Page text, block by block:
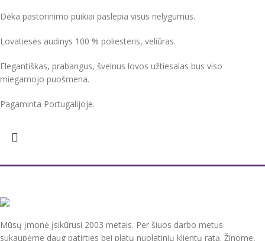
Dėka pastorinimo puikiai paslepia visus nelygumus.
Lovatiesės audinys 100 % poliesteris, veliūras.
Elegantiškas, prabangus, švelnus lovos užtiesalas bus viso
miegamojo puošmena.
Pagaminta Portugalijoje.
Mūsų įmonė įsikūrusi 2003 metais. Per šiuos darbo metus
sukaupėme daug patirties bei platų nuolatinių klientų ratą. Žinome,